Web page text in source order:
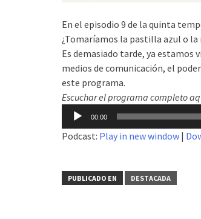
En el episodio 9 de la quinta
¿Tomaríamos la pastilla azul o la
Es demasiado tarde, ya estamos
medios de comunicación, el
este programa.
Escuchar el programa completo
Reproductor
audio
00:00
Podcast: Play in new window |
PUBLICADO EN DESTACADA